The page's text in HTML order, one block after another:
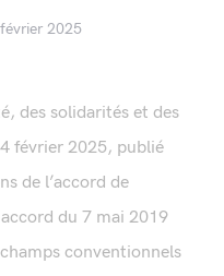
2025
des solidarités et des
février 2025, publié
de l’accord de
du 7 mai 2019
conventionnels